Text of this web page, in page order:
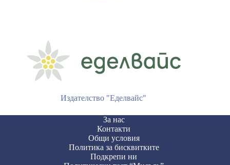
Издателство "Еделвайс"
За нас
Контакти
Общи условия
Политика за бисквитките
Подкрепи ни